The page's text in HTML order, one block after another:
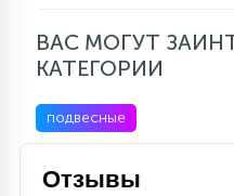
ВАС МОГУТ
КАТЕГОРИИ
подвесные
Отзывы